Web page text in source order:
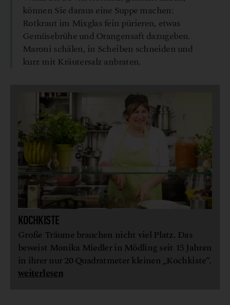
können Sie daraus eine Suppe machen:
Rotkraut im Mixglas fein pürieren, etwas
Gemüsebrühe und Orangensaft dazugeben.
Maroni schälen, in Scheiben schneiden und
kurz mit Kräutersalz anbraten.
KOCHKISTE
Große Träume brauchen nicht viel Platz. Das
beweist Monika Miedler in Mödling seit 15 Jahren
in ihrer nur 20 Quadratmeter kleinen „Kochkiste“.
weiterlesen